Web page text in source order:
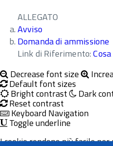
ALLEGATO
Avviso
Domanda di ammissione
Link di Riferimento:
Decrease font size
Default font sizes
Bright contrast Dark
Reset contrast
Keyboard Navigation
Toggle underline
I cookie rendono più facile